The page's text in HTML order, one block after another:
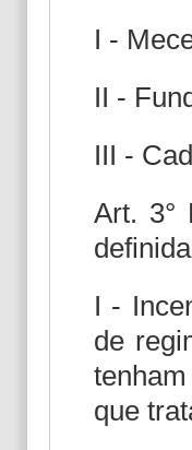
I -
II -
III -
Art. 3°
I -
de
que